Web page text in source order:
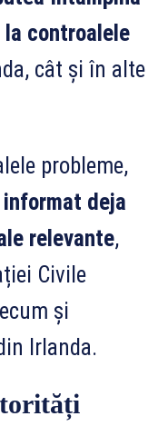
controalele
cât și în alte
probleme,
deja
relevante,
Civile
și
Irlanda.